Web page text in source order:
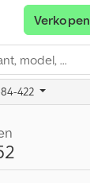
Verkopen
422